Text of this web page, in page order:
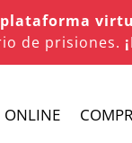
de prisiones.
ONLINE